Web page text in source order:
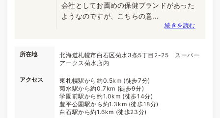
会社としてお薦めの保健ブランドがあった
ようなのですが、こちらの意...
続きを読む
所在地
北海道札幌市白石区菊水3条5丁目2-25 スーパー
アークス菊水店内
アクセス
東札幌駅から約0.5km (徒歩7分)
菊水駅から約0.7km (徒歩9分)
学園前駅から約1.0km (徒歩14分)
豊平公園駅から約1.3km (徒歩18分)
白石駅から約1.6km (徒歩23分)